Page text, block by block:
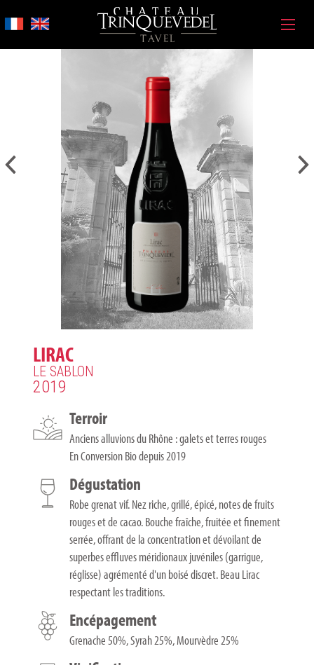
LE SABLON
LIRAC
2019
Terroir
Anciens alluvions du Rhône : galets et terres rouges
En Conversion Bio depuis 2019
Dégustation
Robe grenat vif. Nez riche, grillé, épicé, notes de fruits
rouges et de cacao. Bouche fraîche, fruitée et finement
serrée, offrant de la concentration et dévoilant de
superbes effluves méridionaux juvéniles (garrigue,
réglisse) agrémenté d'un boisé discret. Beau Lirac
respectant les traditions.
Encépagement
Grenache 50%, Syrah 25%, Mourvèdre 25%